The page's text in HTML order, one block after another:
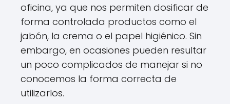
oficina, ya que nos permiten dosificar de
forma controlada productos como el
jabón, la crema o el papel higiénico. Sin
embargo, en ocasiones pueden resultar
un poco complicados de manejar si no
conocemos la forma correcta de
utilizarlos.